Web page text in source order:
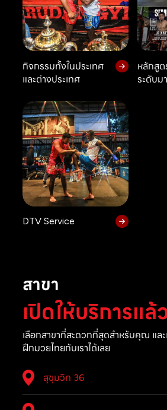
กิจกรรมทั้งในประเทศ
และต่างประเทศ
หลักสูต
ระดับม
DTV Service
สาขา
เปิดให้บริการแล้
เลือกสาขาที่สะดวกที่สุดสำหรับคุณ และ
ฝึกมวยไทยกับเราได้เลย
สุขุมวิท 36